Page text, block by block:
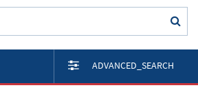
ADVANCED_SEARCH